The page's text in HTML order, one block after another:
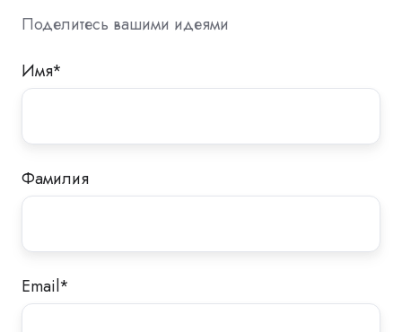
Поделитесь вашими идеями
Имя*
Фамилия
Email*